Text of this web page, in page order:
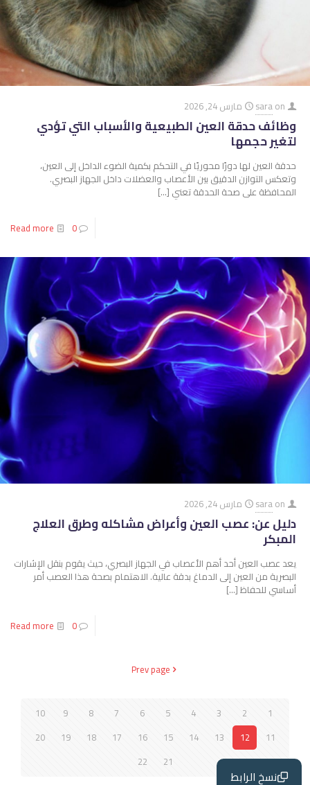
نسخ الرابط
saraon مارس 24, 2026
وظائف حدقة العين الطبيعية والأسباب التي تؤدي
لتغير حجمها
حدقة العين لها دورًا محوريًا في التحكم بكمية الضوء الداخل إلى العين،
وتعكس التوازن الدقيق بين الأعصاب والعضلات داخل الجهاز البصري.
المحافظة على صحة الحدقة تعني […]
0
Read more
saraon مارس 24, 2026
دليل عن: عصب العين وأعراض مشاكله وطرق العلاج
المبكر
يعد عصب العين أحد أهم الأعصاب في الجهاز البصري، حيث يقوم بنقل الإشارات
البصرية من العين إلى الدماغ بدقة عالية. الاهتمام بصحة هذا العصب أمر
أساسي للحفاظ[…]
0
Read more
Prev page
1
2
3
4
5
6
7
8
9
10
11
12
13
14
15
16
17
18
19
20
21
22